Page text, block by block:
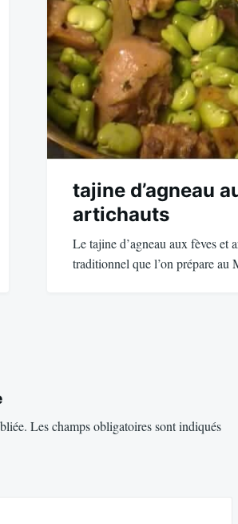
tajine d’agneau
artichauts
Le tajine d’agneau aux fèves et
traditionnel que l’on prépare
Les champs obligatoires sont indiqués